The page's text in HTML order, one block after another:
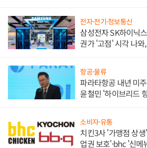
전자·전기·정보통신
삼성전자 SK하이닉
권가 '고점' 시각 나
항공·물류
파라타항공 내년 미
윤철민 '하이브리드
소비자·유통
치킨3사 '가맹점 상
업권 보호'·bhc '신메